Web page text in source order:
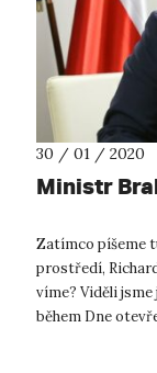
30 / 01 / 2020
Ministr
Zatímco píšeme
prostředí,
víme? Viděli jsme
během Dne